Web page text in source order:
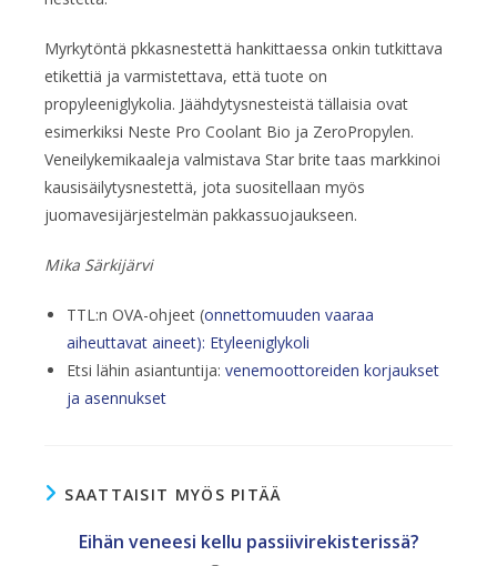
Myrkytöntä pkkasnestettä hankittaessa onkin tutkittava
etikettiä ja varmistettava, että tuote on
propyleeniglykolia. Jäähdytysnesteistä tällaisia ovat
esimerkiksi Neste Pro Coolant Bio ja ZeroPropylen.
Veneilykemikaaleja valmistava Star brite taas markkinoi
kausisäilytysnestettä, jota suositellaan myös
juomavesijärjestelmän pakkassuojaukseen.
Mika Särkijärvi
TTL:n OVA-ohjeet (onnettomuuden vaaraa
aiheuttavat aineet): Etyleeniglykoli
Etsi lähin asiantuntija: venemoottoreiden korjaukset
ja asennukset
SAATTAISIT MYÖS PITÄÄ
Eihän veneesi kellu passiivirekisterissä?